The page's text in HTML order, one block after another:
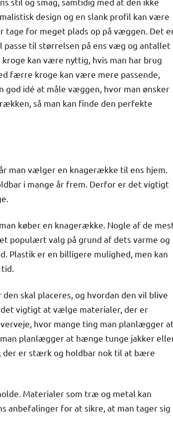
design og en slank profil kan være
tage for meget plads op på væggen. Det
passe til størrelsen på ens væg og antallet
kan være nyttig, hvis man har brug
færre kroge kan være mere passende,
god idé at måle væggen, hvor man ønsker
så man kan finde den perfekte
man vælger en knagerække til ens hjem.
i mange år frem. Derfor er det vigtigt
køber en knagerække. Nogle af de
populært valg på grund af dets varme og
Plastik er en billigere mulighed, men kan
skal placeres, og hvordan den vil blive
vigtigt at vælge materialer, der er
hvor mange ting man planlægger
planlægger at hænge tunge jakker
er stærk og holdbar nok til at bære
Materialer som træ og metal kan
anbefalinger for at sikre, at man tager sig